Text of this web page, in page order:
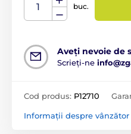
buc.
Aveți nevoie de
Scrieți-ne
Cod produs: P12710
Informații despre vânzător